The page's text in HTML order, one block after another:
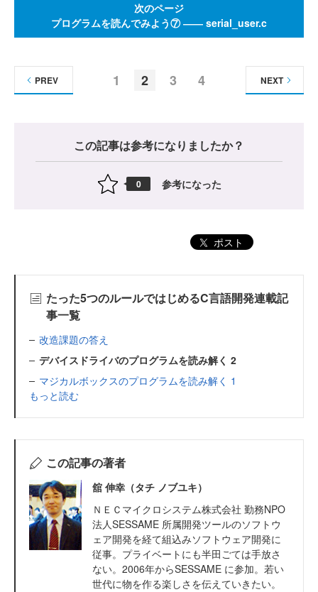
次のページ
プログラムを読んでみよう⑦ ―― serial_user.c
1 2 3 4
PREV NEXT
この記事は参考になりましたか？
0 参考になった
ポスト
たった5つのルールではじめるC言語開発連載記
事一覧
改造課題の答え
デバイスドライバのプログラムを読み解く 2
マジカルボックスのプログラムを読み解く 1
もっと読む
この記事の著者
舘 伸幸（タチ ノブユキ）
ＮＥＣマイクロシステム株式会社 勤務NPO
法人SESSAME 所属開発ツールのソフトウ
ェア開発を経て組込みソフトウェア開発に
従事。プライベートにも半田ごては手放さ
ない。2006年からSESSAME に参加。若い
世代に物を作る楽しさを伝えていきたい。